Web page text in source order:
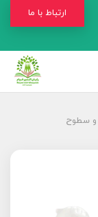
ارتباط با ما
و سطوح